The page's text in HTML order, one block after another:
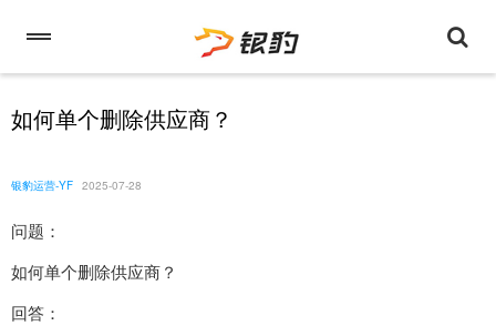
如何单个删除供应商？
银豹运营-YF 2025-07-28
问题：
如何单个删除供应商？
回答：